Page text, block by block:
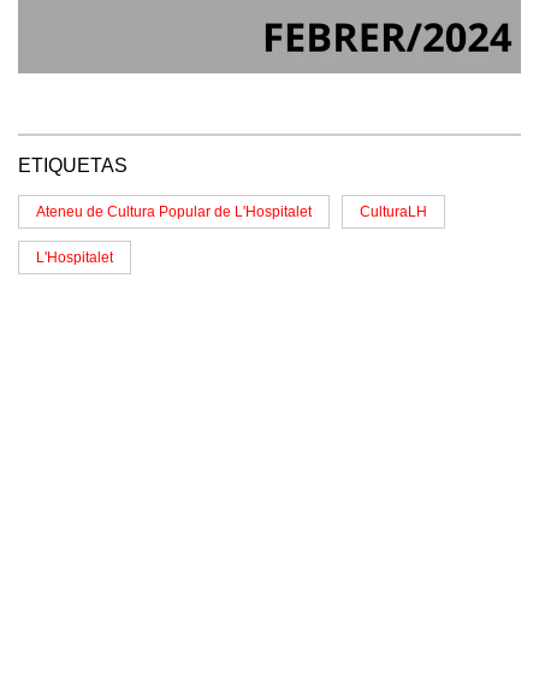
ETIQUETAS
Ateneu de Cultura Popular de L'Hospitalet CulturaLH
L'Hospitalet